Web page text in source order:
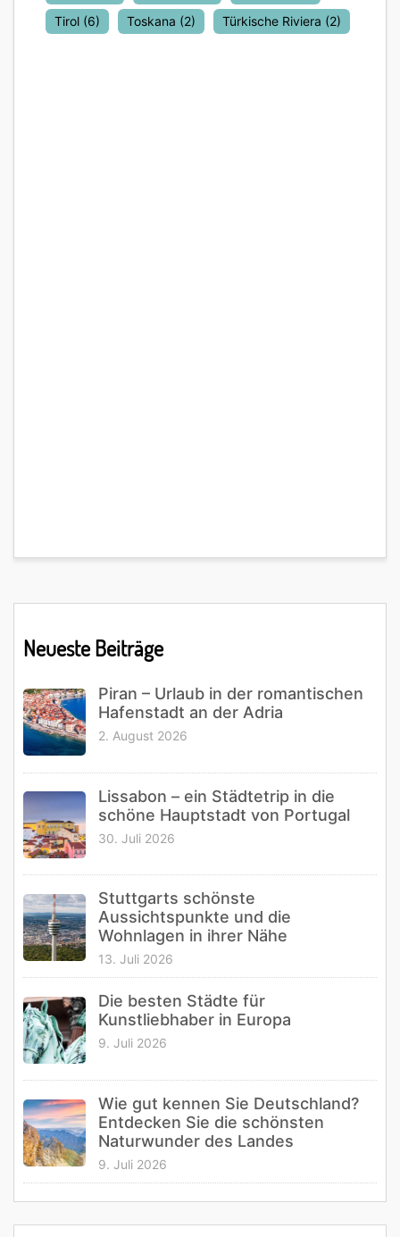
Tirol (6) Toskana (2) Türkische Riviera (2)
Sidebar
Neueste Beiträge
Piran – Urlaub in der romantischen
Hafenstadt an der Adria
2. August 2026
Lissabon – ein Städtetrip in die
schöne Hauptstadt von Portugal
30. Juli 2026
Stuttgarts schönste
Aussichtspunkte und die
Wohnlagen in ihrer Nähe
13. Juli 2026
Die besten Städte für
Kunstliebhaber in Europa
9. Juli 2026
Wie gut kennen Sie Deutschland?
Entdecken Sie die schönsten
Naturwunder des Landes
9. Juli 2026